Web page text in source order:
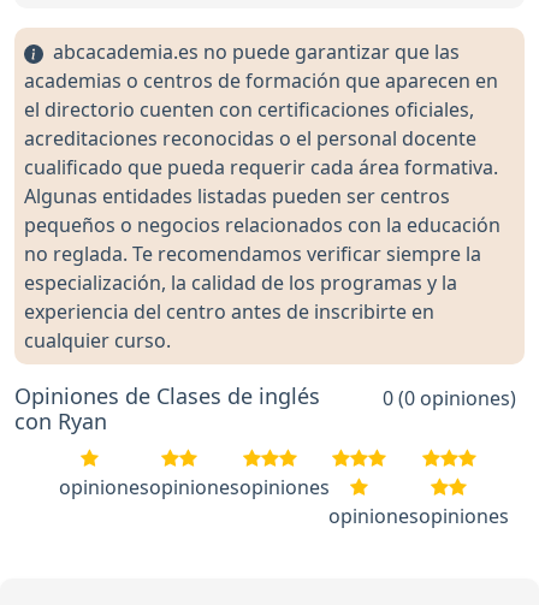
abcacademia.es no puede garantizar que las
academias o centros de formación que aparecen en
el directorio cuenten con certificaciones oficiales,
acreditaciones reconocidas o el personal docente
cualificado que pueda requerir cada área formativa.
Algunas entidades listadas pueden ser centros
pequeños o negocios relacionados con la educación
no reglada. Te recomendamos verificar siempre la
especialización, la calidad de los programas y la
experiencia del centro antes de inscribirte en
cualquier curso.
Opiniones de Clases de inglés
con Ryan
0 (0 opiniones)
opinionesopinionesopiniones
opinionesopiniones